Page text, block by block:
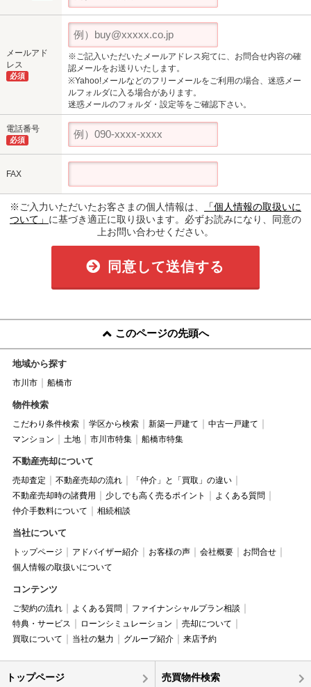
メールアド
レス
必須
※ご記入いただいたメールアドレス宛てに、お問合せ内容の確
認メールをお送りいたします。
※Yahoo!メールなどのフリーメールをご利用の場合、迷惑メー
ルフォルダに入る場合があります。
迷惑メールのフォルダ・設定等をご確認下さい。
電話番号
必須
FAX
※ご入力いただいたお客さまの個人情報は、
「個人情報の取扱いに
ついて」 に基づき適正に取り扱います。必ずお読みになり、同意の
上お問い合わせください。
同意して送信する
このページの先頭へ
地域から探す
市川市 船橋市
物件検索
こだわり条件検索 学区から検索 新築一戸建て
中古一戸建て
マンション
土地 市川市特集 船橋市特集
不動産売却について
売却査定 不動産売却の流れ
「仲介」と「買取」の違い
不動産売却時の諸費用
少しでも高く売るポイント
よくある質問
仲介手数料について
相続相談
当社について
トップページ アドバイザー紹介 お客様の声 会社概要
お問合せ
個人情報の取扱いについて
コンテンツ
ご契約の流れ よくある質問
ファイナンシャルプラン相談
特典・サービス
ローンシミュレーション
売却について
買取について
当社の魅力 グループ紹介 来店予約
トップページ 売買物件検索